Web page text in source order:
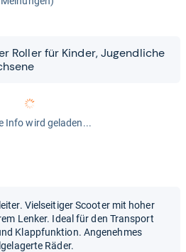
Rol­ler für Kin­der, Jugend­li­che
Info wird geladen...
Vielseitiger Scooter mit hoher
Lenker. Ideal für den Transport
Klappfunktion. Angenehmes
Räder.